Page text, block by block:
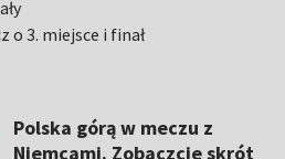
o 3. miejsce i finał
Polska górą w meczu z
Niemcami. Zobaczcie skrót